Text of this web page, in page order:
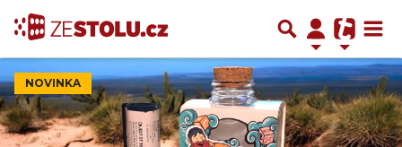
NOVINKA